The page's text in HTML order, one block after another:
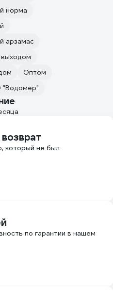
норма
арзамас
Оптом
"Водомер"
который не был
по гарантии в нашем